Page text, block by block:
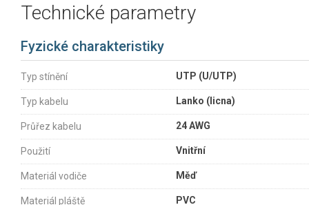
Technické parametry
Fyzické charakteristiky
Typ stínění UTP (U/UTP)
Typ kabelu Lanko (licna)
Průřez kabelu 24 AWG
Použití Vnitřní
Materiál vodiče Měď
Materiál pláště PVC